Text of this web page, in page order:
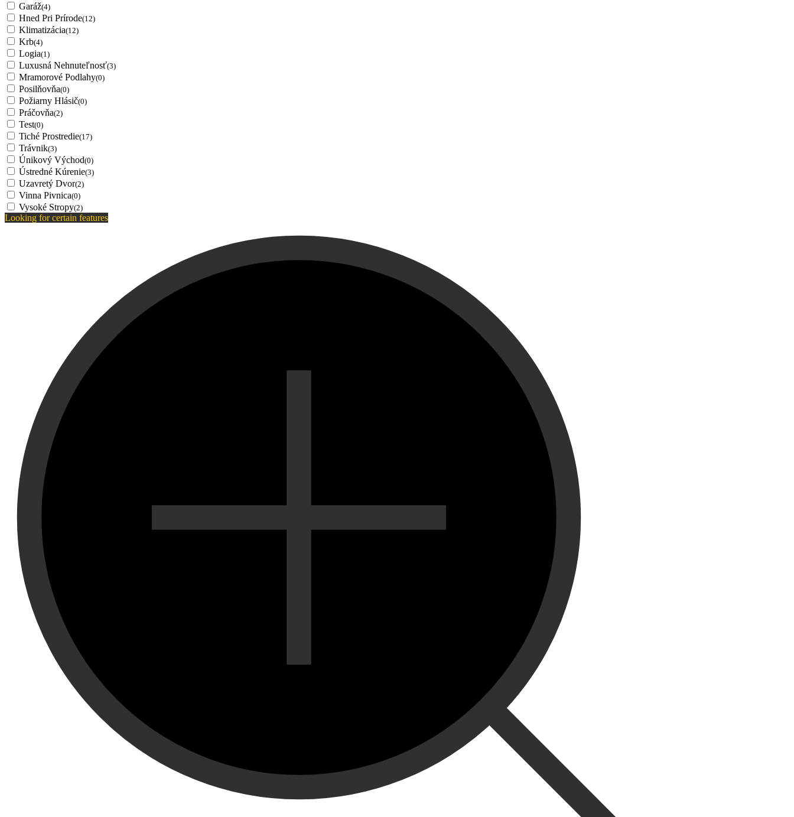
Garáž(4)
Hned Pri Prírode(12)
Klimatizácia(12)
Krb(4)
Logia(1)
Luxusná Nehnuteľnosť(3)
Mramorové Podlahy(0)
Posilňovňa(0)
Požiarny Hlásič(0)
Práčovňa(2)
Test(0)
Tiché Prostredie(17)
Trávnik(3)
Únikový Východ(0)
Ústredné Kúrenie(3)
Uzavretý Dvor(2)
Vinna Pivnica(0)
Vysoké Stropy(2)
Looking for certain features